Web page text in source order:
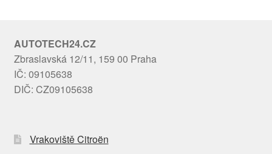
AUTOTECH24.CZ
Zbraslavská 12/11, 159 00 Praha
IČ: 09105638
DIČ: CZ09105638
Vrakoviště Citroën